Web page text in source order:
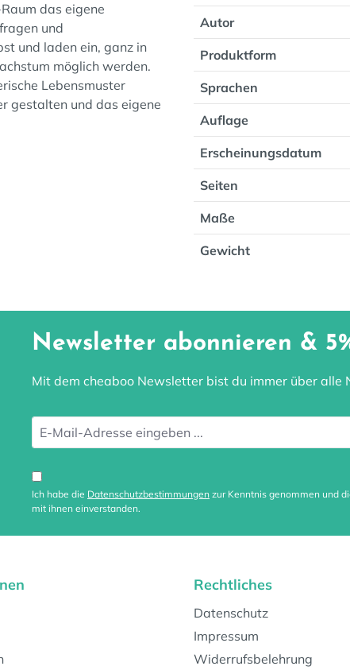
das eigene
und
und laden ein, ganz in
möglich werden.
Lebensmuster
gestalten und das eigene
Autor
Produktform
Sprachen
Auflage
Erscheinungsdatum
Seiten
Maße
Gewicht
Newsletter abonnieren &
Mit dem cheaboo Newsletter bist du immer über alle
Ich habe die Datenschutzbestimmungen zur Kenntnis genommen und
mit ihnen einverstanden.
Rechtliches
Datenschutz
Impressum
Widerrufsbelehrung